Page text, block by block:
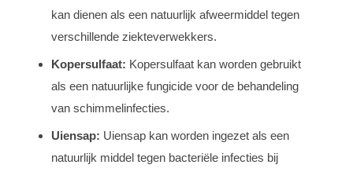
kan dienen als een natuurlijk afweermiddel tegen
verschillende ziekteverwekkers.
Kopersulfaat: Kopersulfaat kan worden gebruikt
als een natuurlijke fungicide voor de behandeling
van schimmelinfecties.
Uiensap: Uiensap kan worden ingezet als een
natuurlijk middel tegen bacteriële infecties bij